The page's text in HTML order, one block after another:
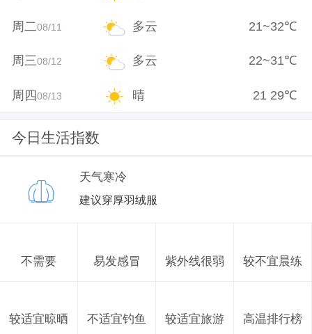
周二08/11 多云 21~32℃
周三08/12 多云 22~31℃
周四08/13 晴 21 29℃
今日生活指数
天气寒冷
建议穿厚羽绒服
不需要 易发感冒 紫外线很弱 较不宜晨练
较适宜晾晒 不适宜钓鱼 较适宜旅游 高温排行榜